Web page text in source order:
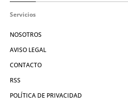
Servicios
NOSOTROS
AVISO LEGAL
CONTACTO
RSS
POLÍTICA DE PRIVACIDAD